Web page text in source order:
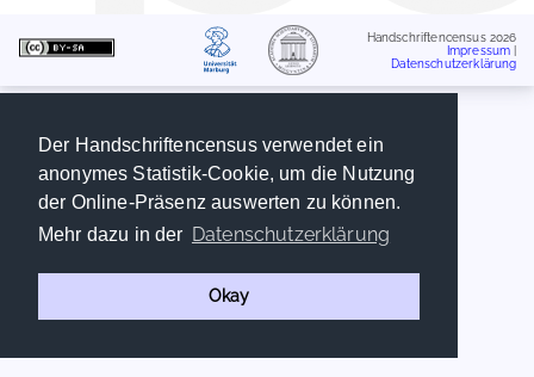
Der Handschriftencensus verwendet ein
anonymes Statistik-Cookie, um die Nutzung
der Online-Präsenz auswerten zu können.
Mehr dazu in der Datenschutzerklärung
Okay
Handschriftencensus 2026
Impressum
Datenschutzerklärung